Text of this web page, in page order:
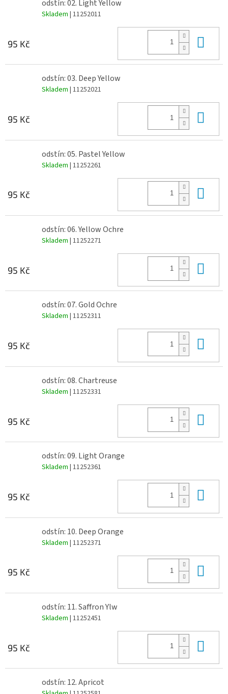
odstín: 02. Light Yellow
Skladem | 11252011
95 Kč
odstín: 03. Deep Yellow
Skladem | 11252021
95 Kč
odstín: 05. Pastel Yellow
Skladem | 11252261
95 Kč
odstín: 06. Yellow Ochre
Skladem | 11252271
95 Kč
odstín: 07. Gold Ochre
Skladem | 11252311
95 Kč
odstín: 08. Chartreuse
Skladem | 11252331
95 Kč
odstín: 09. Light Orange
Skladem | 11252361
95 Kč
odstín: 10. Deep Orange
Skladem | 11252371
95 Kč
odstín: 11. Saffron Ylw
Skladem | 11252451
95 Kč
odstín: 12. Apricot